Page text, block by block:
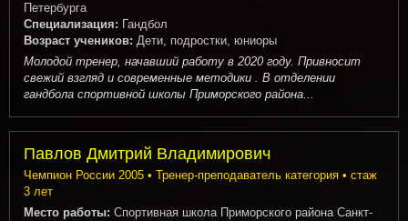
Петербурга
Специализация: Гандбол
Возраст учеников: Дети, подростки, юниоры
Молодой тренер, начавший работу в 2020 году. Привносит
свежий взгляд и современные методики . В отделении
гандбола спортивной школы Приморского района...
Павлов Дмитрий Владимирович
Чемпион России 2005 • Тренер-преподаватель категория • стаж
3 лет
Место работы: Спортивная школа Приморского района Санкт-